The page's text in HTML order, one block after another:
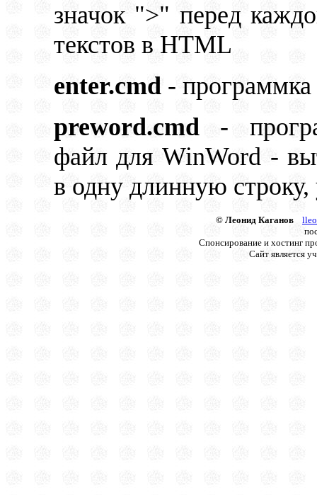
значок ">" перед
текстов в HTML
enter.cmd- программка
preword.cmd-
файл для WinWord -
в одну длинную
© Леонид Каганов
Спонсирование и хостинг
Сайт является